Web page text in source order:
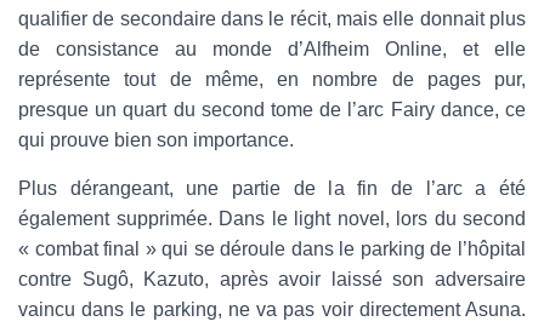
qualifier de secondaire dans le récit, mais elle donnait plus
de consistance au monde d’Alfheim Online, et elle
représente tout de même, en nombre de pages pur,
presque un quart du second tome de l’arc Fairy dance, ce
qui prouve bien son importance.
Plus dérangeant, une partie de la fin de l’arc a été
également supprimée. Dans le light novel, lors du second
« combat final » qui se déroule dans le parking de l’hôpital
contre Sugô, Kazuto, après avoir laissé son adversaire
vaincu dans le parking, ne va pas voir directement Asuna.